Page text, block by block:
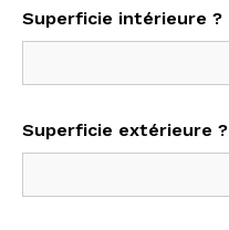
Superficie intérieure ?
Superficie extérieure ?